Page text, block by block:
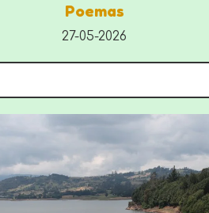
Poemas
27-05-2026